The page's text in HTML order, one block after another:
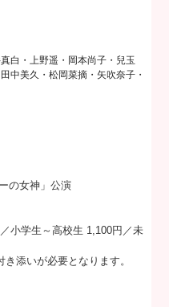
白・上野遥・岡本尚子・兒玉
中美久・松岡菜摘・矢吹奈子・
の女神」公演
小学生～高校生 1,100円／未
添いが必要となります。